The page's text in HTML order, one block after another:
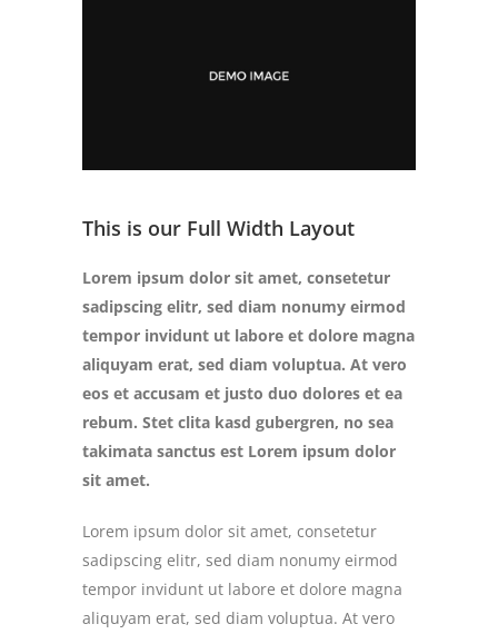
This is our Full Width Layout
Lorem ipsum dolor sit amet, consetetur
sadipscing elitr, sed diam nonumy eirmod
tempor invidunt ut labore et dolore magna
aliquyam erat, sed diam voluptua. At vero
eos et accusam et justo duo dolores et ea
rebum. Stet clita kasd gubergren, no sea
takimata sanctus est Lorem ipsum dolor
sit amet.
Lorem ipsum dolor sit amet, consetetur
sadipscing elitr, sed diam nonumy eirmod
tempor invidunt ut labore et dolore magna
aliquyam erat, sed diam voluptua. At vero